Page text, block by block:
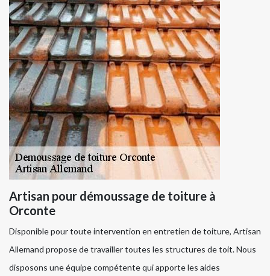
Artisan pour démoussage de toiture à
Orconte
Disponible pour toute intervention en entretien de toiture, Artisan
Allemand propose de travailler toutes les structures de toit. Nous
disposons une équipe compétente qui apporte les aides